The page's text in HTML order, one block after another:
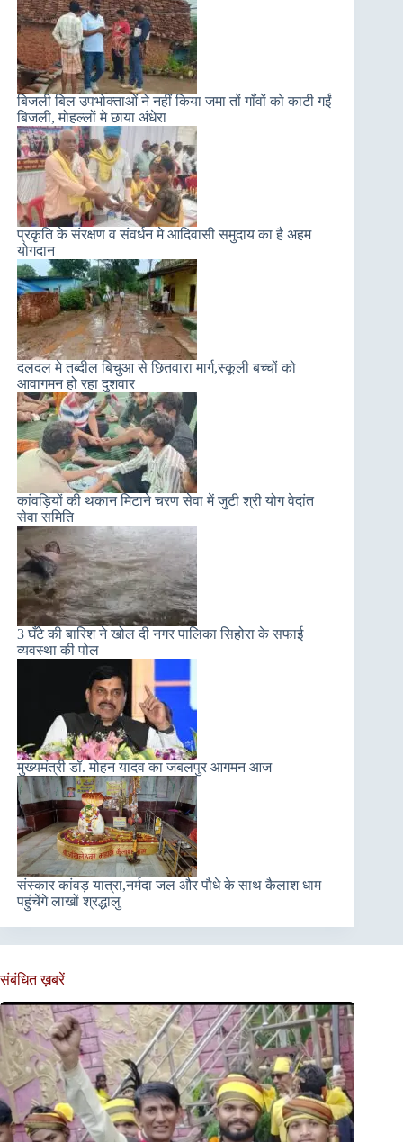
बिजली बिल उपभोक्ताओं ने नहीं किया जमा तों गाँवों को काटी गईं
बिजली, मोहल्लों मे छाया अंधेरा
प्रकृति के संरक्षण व संवर्धन मे आदिवासी समुदाय का है अहम
योगदान
दलदल मे तब्दील बिचुआ से छितवारा मार्ग,स्कूली बच्चों को
आवागमन हो रहा दुशवार
कांवड़ियों की थकान मिटाने चरण सेवा में जुटी श्री योग वेदांत
सेवा समिति
3 घँटे की बारिश ने खोल दी नगर पालिका सिहोरा के सफाई
व्यवस्था की पोल
मुख्‍यमंत्री डॉ. मोहन यादव का जबलपुर आगमन आज
संस्कार कांवड़ यात्रा,नर्मदा जल और पौधे के साथ कैलाश धाम
पहुंचेंगे लाखों श्रद्धालु
संबंधित ख़बरें